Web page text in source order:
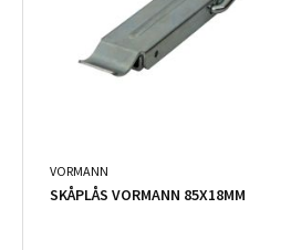
VORMANN
SKÅPLÅS VORMANN 85X18MM